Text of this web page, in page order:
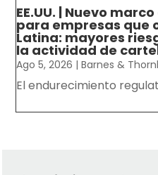
EE.UU. | Nuevo
para empresas que
Latina: mayores
la actividad de
Ago 5, 2026 |Barnes &
El endurecimiento